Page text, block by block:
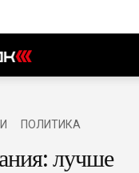
ПОЛИТИКА
лучше